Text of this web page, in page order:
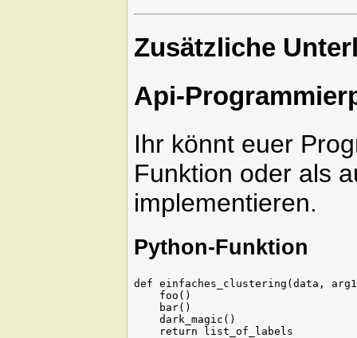
Zusätzliche
Api-
Ihr könnt euer
Funktion oder als
implementieren.
Python-Funktion
def einfaches_clustering(data,
    foo()
    bar()
    dark_magic()
    return list_of_labels